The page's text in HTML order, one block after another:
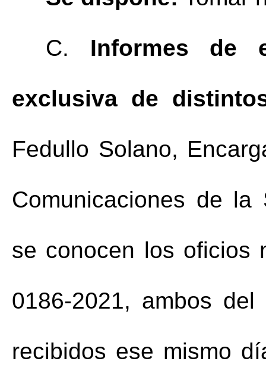
C. Informes de
exclusiva de
Fedullo Solano,
Comunicaciones de la
se conocen los oficios
0186-2021, ambos
recibidos ese mismo